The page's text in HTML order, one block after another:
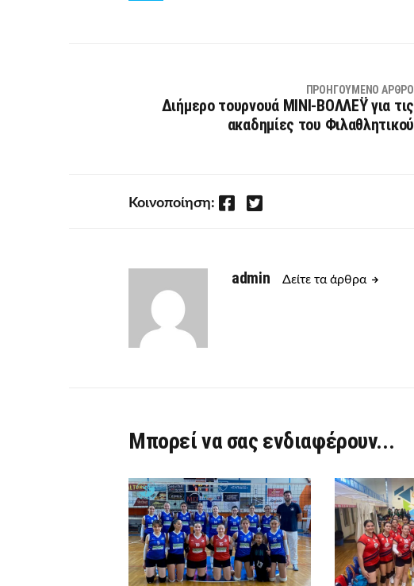
ΠΡΟΗΓΟΎΜΕΝΟ ΆΡΘΡΟ
Διήμερο τουρνουά ΜΙΝΙ-ΒΟΛΛΕΫ για τις
ακαδημίες του Φιλαθλητικού
Κοινοποίηση: Facebook Twitter
admin Δείτε τα άρθρα
Μπορεί να σας ενδιαφέρουν...